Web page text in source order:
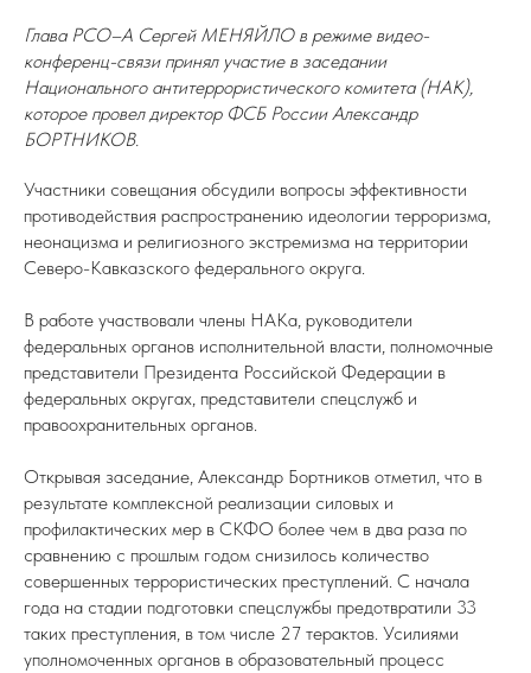
Глава РСО–А Сергей МЕНЯЙЛО в режиме видео-
конференц-связи принял участие в заседании
Национального антитеррористического комитета (НАК),
которое провел директор ФСБ России Александр
БОРТНИКОВ.
Участники совещания обсудили вопросы эффективности
противодействия распространению идеологии терроризма,
неонацизма и религиозного экстремизма на территории
Северо-Кавказского федерального округа.
В работе участвовали члены НАКа, руководители
федеральных органов исполнительной власти, полномочные
представители Президента Российской Федерации в
федеральных округах, представители спецслужб и
правоохранительных органов.
Открывая заседание, Александр Бортников отметил, что в
результате комплексной реализации силовых и
профилактических мер в СКФО более чем в два раза по
сравнению с прошлым годом снизилось количество
совершенных террористических преступлений. С начала
года на стадии подготовки спецслужбы предотвратили 33
таких преступления, в том числе 27 терактов. Усилиями
уполномоченных органов в образовательный процесс